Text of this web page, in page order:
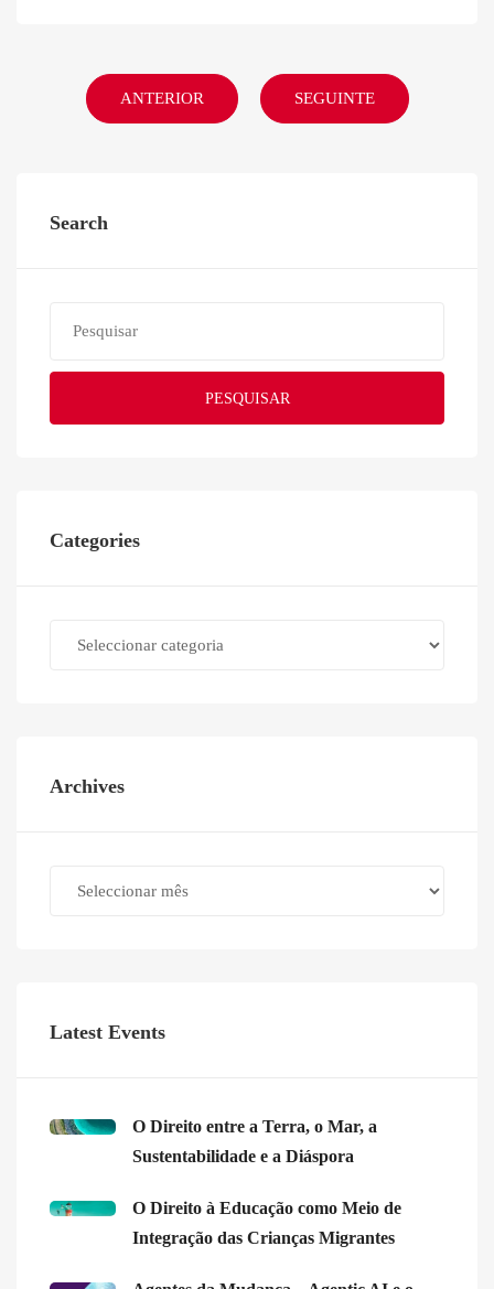
ANTERIOR SEGUINTE
Search
PESQUISAR
Categories
Archives
Latest Events
O Direito entre a Terra, o Mar, a
Sustentabilidade e a Diáspora
O Direito à Educação como Meio de
Integração das Crianças Migrantes